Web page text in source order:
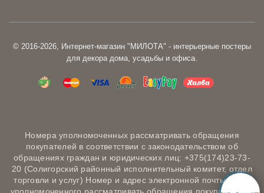
© 2016-2026, Интернет-магазин "МИЛОТА" - интерьерные постеры
для декора дома, усадьбы и офиса.
Номера уполномоченных рассматривать обращения
покупателей в соответствии с законодательством об
обращениях граждан и юридических лиц: +375(174)23-73-
20 (Солигорский районный исполнительный комитет, отдел
торговли и услуг) Номер и адрес электронной почты лица,